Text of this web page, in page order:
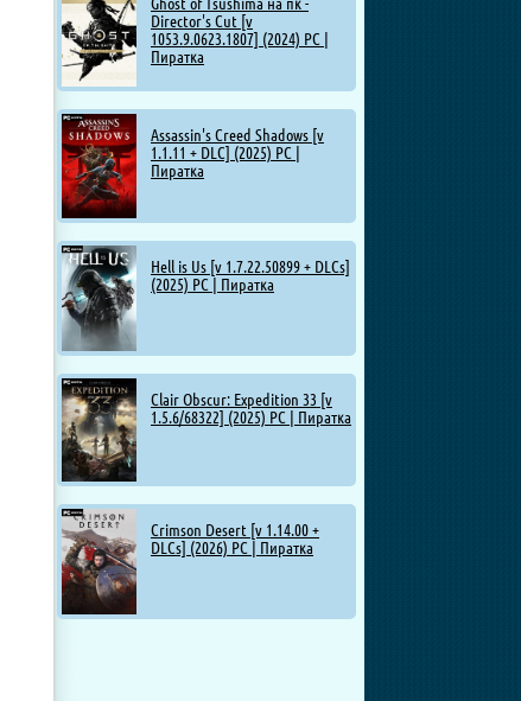
Director's Cut [v
1053.9.0623.1807] (2024) PC |
Пиратка
Assassin's Creed Shadows [v
1.1.11 + DLC] (2025) PC |
Пиратка
Hell is Us [v 1.7.22.50899 + DLCs]
(2025) PC | Пиратка
Clair Obscur: Expedition 33 [v
1.5.6/68322] (2025) PC | Пиратка
Crimson Desert [v 1.14.00 +
DLCs] (2026) PC | Пиратка